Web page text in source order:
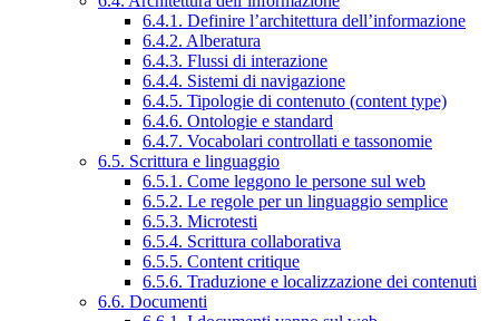
6.4.1. Definire l’architettura dell’informazione
6.4.2. Alberatura
6.4.3. Flussi di interazione
6.4.4. Sistemi di navigazione
6.4.5. Tipologie di contenuto (content type)
6.4.6. Ontologie e standard
6.4.7. Vocabolari controllati e tassonomie
6.5. Scrittura e linguaggio
6.5.1. Come leggono le persone sul web
6.5.2. Le regole per un linguaggio semplice
6.5.3. Microtesti
6.5.4. Scrittura collaborativa
6.5.5. Content critique
6.5.6. Traduzione e localizzazione dei contenuti
6.6. Documenti